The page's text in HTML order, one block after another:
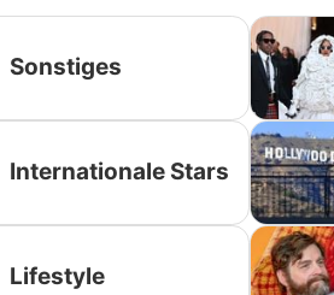
Sonstiges
Internationale Stars
Lifestyle